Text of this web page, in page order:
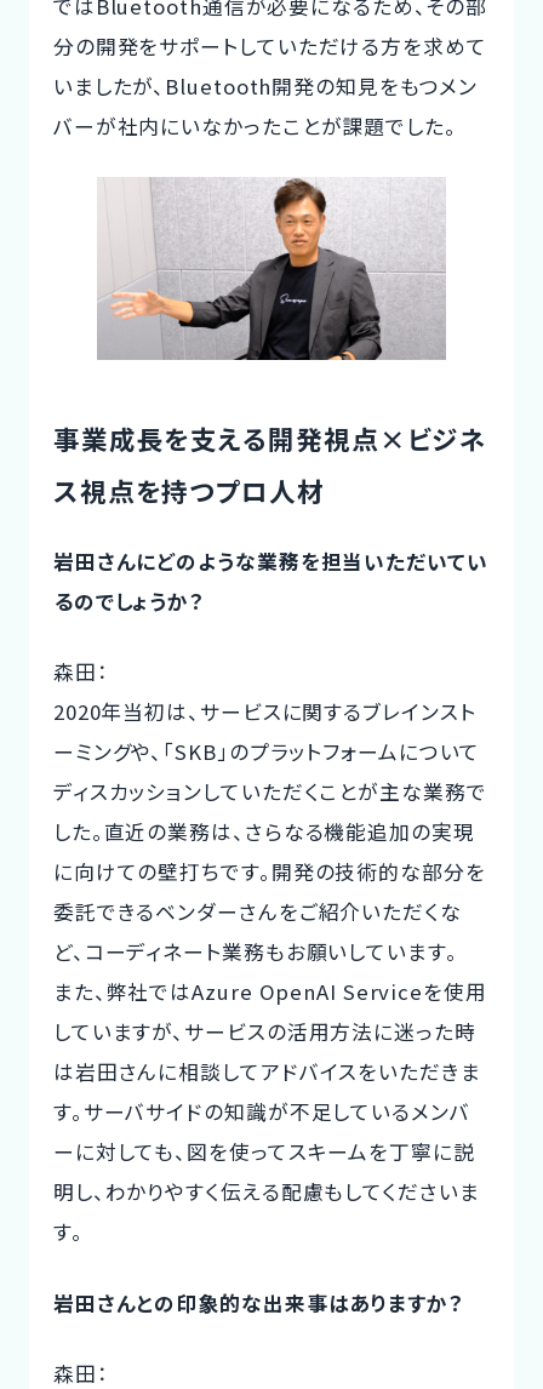
分の開発をサポートしていただける方を求めて
いましたが、Bluetooth開発の知見をもつメン
バーが社内にいなかったことが課題でした。
事業成長を支える開発視点×ビジネ
ス視点を持つプロ人材
岩田さんにどのような業務を担当いただいてい
るのでしょうか？
森田：
2020年当初は、サービスに関するブレインスト
ーミングや、「SKB」のプラットフォームについて
ディスカッションしていただくことが主な業務で
した。直近の業務は、さらなる機能追加の実現
に向けての壁打ちです。開発の技術的な部分を
委託できるベンダーさんをご紹介いただくな
ど、コーディネート業務もお願いしています。
また、弊社ではAzure OpenAI Serviceを使用
していますが、サービスの活用方法に迷った時
は岩田さんに相談してアドバイスをいただきま
す。サーバサイドの知識が不足しているメンバ
ーに対しても、図を使ってスキームを丁寧に説
明し、わかりやすく伝える配慮もしてくださいま
す。
岩田さんとの印象的な出来事はありますか？
森田：